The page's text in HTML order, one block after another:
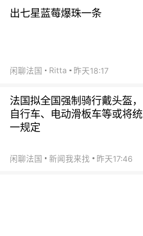
出七星蓝莓爆珠一条
闲聊法国 Ritta 昨天18:17
法国拟全国强制骑行戴头盔，
自行车、电动滑板车等或将统
一规定
闲聊法国 新闻我来找 昨天17:46